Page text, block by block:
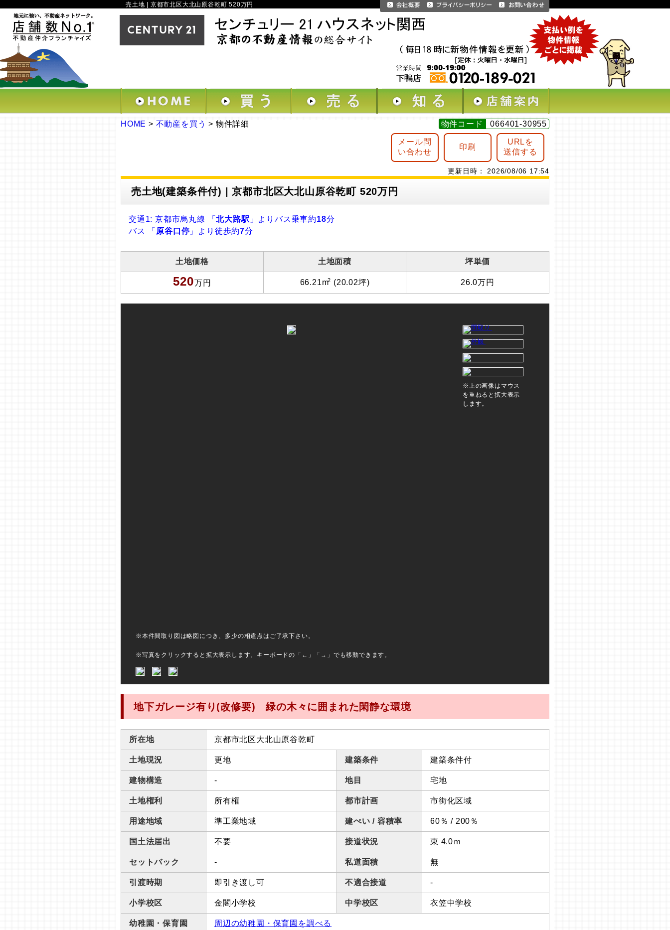
売土地 | 京都市北区大北山原谷乾町 520万円
HOME > 不動産を買う > 物件詳細 物件コード 066401-30955
URLを
送信する
印刷
メール問
い合わせ
更新日時： 2026/08/06 17:54
売土地(建築条件付) | 京都市北区大北山原谷乾町 520万円
交通1: 京都市烏丸線 「北大路駅 」よりバス乗車約18分
バス 「 原谷口停 」より徒歩約7分
土地価格 土地面積 坪単価
520万円 66.21m2 (20.02坪) 26.0万円
※上の画像はマウス
を重ねると拡大表示
します。
※本件間取り図は略図につき、多少の相違点はご了承下さい。
※写真をクリックすると拡大表示します。キーボードの「←」「→」でも移動できます。
地下ガレージ有り(改修要) 緑の木々に囲まれた閑静な環境
所在地 京都市北区大北山原谷乾町
土地現況 更地 建築条件 建築条件付
建物構造 - 地目 宅地
土地権利 所有権 都市計画 市街化区域
用途地域 準工業地域 建ぺい / 容積率 60％ / 200％
国土法届出 不要 接道状況 東 4.0ｍ
セットバック - 私道面積 無
引渡時期 即引き渡し可 不適合接道 -
小学校区 金閣小学校 中学校区 衣笠中学校
幼稚園・保育園 周辺の幼稚園・保育園を調べる